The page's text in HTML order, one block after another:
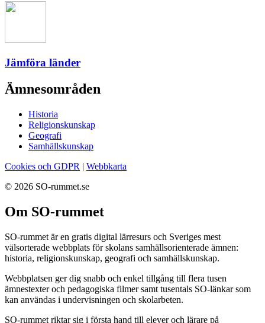
Jämföra länder
Ämnesområden
Historia
Religionskunskap
Geografi
Samhällskunskap
Cookies och GDPR | Webbkarta
© 2026 SO-rummet.se
Om SO-rummet
SO-rummet är en gratis digital lärresurs och Sveriges mest
välsorterade webbplats för skolans samhällsorienterade ämnen:
historia, religionskunskap, geografi och samhällskunskap.
Webbplatsen ger dig snabb och enkel tillgång till flera tusen
ämnestexter och pedagogiska filmer samt tusentals SO-länkar som
kan användas i undervisningen och skolarbeten.
SO-rummet riktar sig i första hand till elever och lärare på